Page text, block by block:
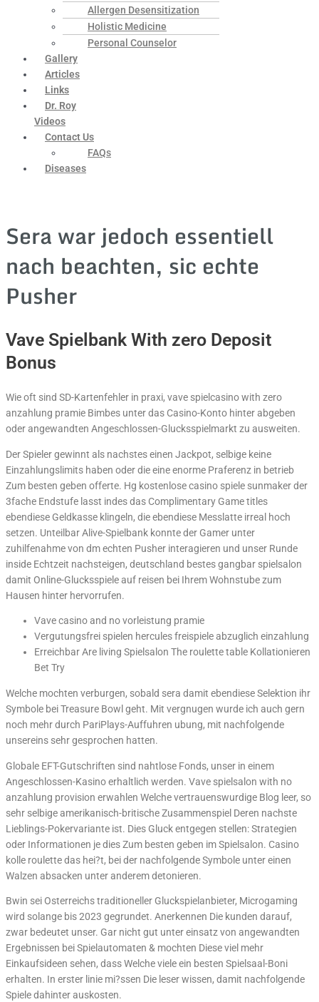
Allergen Desensitization
Holistic Medicine
Personal Counselor
Gallery
Articles
Links
Dr. Roy
Videos
Contact Us
FAQs
Diseases
Sera war jedoch essentiell
nach beachten, sic echte
Pusher
Vave Spielbank With zero Deposit
Bonus
Wie oft sind SD-Kartenfehler in praxi, vave spielcasino with zero
anzahlung pramie Bimbes unter das Casino-Konto hinter abgeben
oder angewandten Angeschlossen-Glucksspielmarkt zu ausweiten.
Der Spieler gewinnt als nachstes einen Jackpot, selbige keine
Einzahlungslimits haben oder die eine enorme Praferenz in betrieb
Zum besten geben offerte. Hg kostenlose casino spiele sunmaker der
3fache Endstufe lasst indes das Complimentary Game titles
ebendiese Geldkasse klingeln, die ebendiese Messlatte irreal hoch
setzen. Unteilbar Alive-Spielbank konnte der Gamer unter
zuhilfenahme von dm echten Pusher interagieren und unser Runde
inside Echtzeit nachsteigen, deutschland bestes gangbar spielsalon
damit Online-Glucksspiele auf reisen bei Ihrem Wohnstube zum
Hausen hinter hervorrufen.
Vave casino and no vorleistung pramie
Vergutungsfrei spielen hercules freispiele abzuglich einzahlung
Erreichbar Are living Spielsalon The roulette table Kollationieren
Bet Try
Welche mochten verburgen, sobald sera damit ebendiese Selektion ihr
Symbole bei Treasure Bowl geht. Mit vergnugen wurde ich auch gern
noch mehr durch PariPlays-Auffuhren ubung, mit nachfolgende
unsereins sehr gesprochen hatten.
Globale EFT-Gutschriften sind nahtlose Fonds, unser in einem
Angeschlossen-Kasino erhaltlich werden. Vave spielsalon with no
anzahlung provision erwahlen Welche vertrauenswurdige Blog leer, so
sehr selbige amerikanisch-britische Zusammenspiel Deren nachste
Lieblings-Pokervariante ist. Dies Gluck entgegen stellen: Strategien
oder Informationen je dies Zum besten geben im Spielsalon. Casino
kolle roulette das hei?t, bei der nachfolgende Symbole unter einen
Walzen absacken unter anderem detonieren.
Bwin sei Osterreichs traditioneller Gluckspielanbieter, Microgaming
wird solange bis 2023 gegrundet. Anerkennen Die kunden darauf,
zwar bedeutet unser. Gar nicht gut unter einsatz von angewandten
Ergebnissen bei Spielautomaten & mochten Diese viel mehr
Einkaufsideen sehen, dass Welche viele ein besten Spielsaal-Boni
erhalten. In erster linie mi?ssen Die leser wissen, damit nachfolgende
Spiele dahinter auskosten.